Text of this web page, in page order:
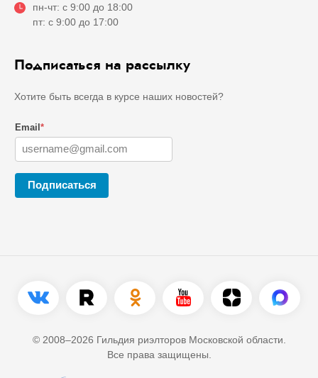
пн-чт: с 9:00 до 18:00
пт: с 9:00 до 17:00
Подписаться на рассылку
Хотите быть всегда в курсе наших новостей?
Email *
Подписаться
© 2008–2026 Гильдия риэлторов Московской области.
Все права защищены.